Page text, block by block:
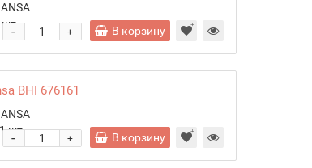
+
- В корзину
BHI 676161
шт.
+
- В корзину